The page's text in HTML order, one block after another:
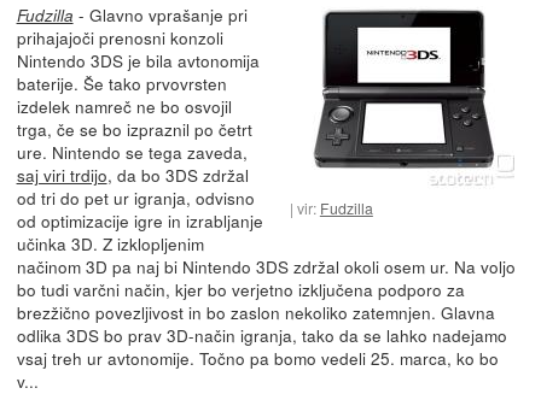
vir: Fudzilla
Fudzilla - Glavno vprašanje pri
prihajajoči prenosni konzoli
Nintendo 3DS je bila avtonomija
baterije. Še tako prvovrsten
izdelek namreč ne bo osvojil
trga, če se bo izpraznil po četrt
ure. Nintendo se tega zaveda,
saj viri trdijo, da bo 3DS zdržal
od tri do pet ur igranja, odvisno
od optimizacije igre in izrabljanje
učinka 3D. Z izklopljenim
načinom 3D pa naj bi Nintendo 3DS zdržal okoli osem ur. Na voljo
bo tudi varčni način, kjer bo verjetno izključena podporo za
brezžično povezljivost in bo zaslon nekoliko zatemnjen. Glavna
odlika 3DS bo prav 3D-način igranja, tako da se lahko nadejamo
vsaj treh ur avtonomije. Točno pa bomo vedeli 25. marca, ko bo
v...